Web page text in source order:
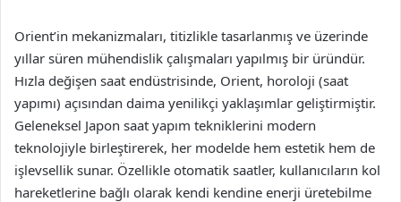
Orient’in mekanizmaları, titizlikle tasarlanmış ve üzerinde
yıllar süren mühendislik çalışmaları yapılmış bir üründür.
Hızla değişen saat endüstrisinde, Orient, horoloji (saat
yapımı) açısından daima yenilikçi yaklaşımlar geliştirmiştir.
Geleneksel Japon saat yapım tekniklerini modern
teknolojiyle birleştirerek, her modelde hem estetik hem de
işlevsellik sunar. Özellikle otomatik saatler, kullanıcıların kol
hareketlerine bağlı olarak kendi kendine enerji üretebilme